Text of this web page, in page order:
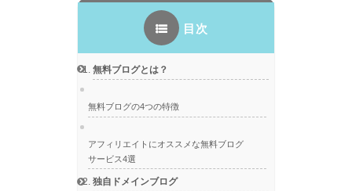
目次
無料ブログとは？
無料ブログの4つの特徴
アフィリエイトにオススメな無料ブログ
サービス4選
独自ドメインブログ